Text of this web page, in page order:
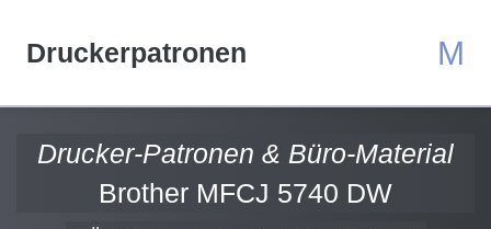
Druckerpatronen M
Drucker-Patronen & Büro-Material
Brother MFCJ 5740 DW